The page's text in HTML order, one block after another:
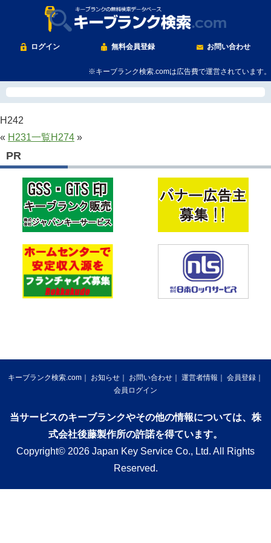
ログイン 無料会員登録 お問い合わせ
※キーブランク検索.comは広告費で運営されています。
H242
« H231一覧H274 »
PR
キーブランク検索.com お知らせ お問い合わせ 運営者情報
会員登録
会員ログイン
当サービスのキーブランクやその他の情報については、株
式会社後藤製作所の許諾を得ています。
Copyright© 2026 Japan Key Service Co., Ltd. All Rights
Reserved.